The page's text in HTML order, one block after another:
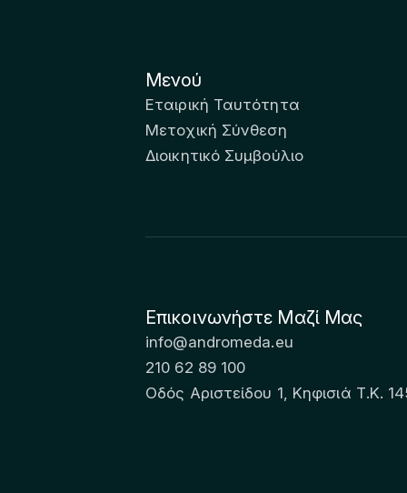
Μενού
Εταιρική Ταυτότητα
Μετοχική Σύνθεση
Διοικητικό Συμβούλιο
Επικοινωνήστε Μαζί Μας
info@andromeda.eu
210 62 89 100
Οδός Αριστείδου 1, Κηφισιά Τ.Κ.